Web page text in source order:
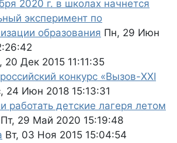
2020 г. в школах начнется
эксперимент по
образования Пн, 29 Июн
20 Дек 2015 11:11:35
конкурс «Вызов-XXI
24 Июн 2018 15:13:31
работать детские лагеря летом
Пт, 29 Май 2020 15:19:48
Вт, 03 Ноя 2015 15:04:54